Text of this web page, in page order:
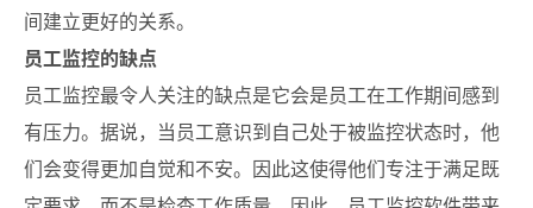
间建立更好的关系。
员工监控的缺点
员工监控最令人关注的缺点是它会是员工在工作期间感到
有压力。据说，当员工意识到自己处于被监控状态时，他
们会变得更加自觉和不安。因此这使得他们专注于满足既